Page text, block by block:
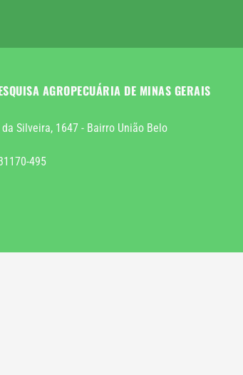
AGROPECUÁRIA DE MINAS GERAIS
Silveira, 1647 - Bairro União Belo
495